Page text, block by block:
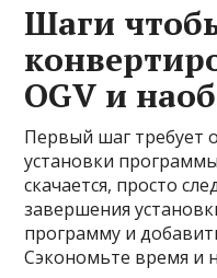
Шаги
OGV и
Первый шаг требует
установки
скачается, просто
завершения
программу и
Сэкономьте время и